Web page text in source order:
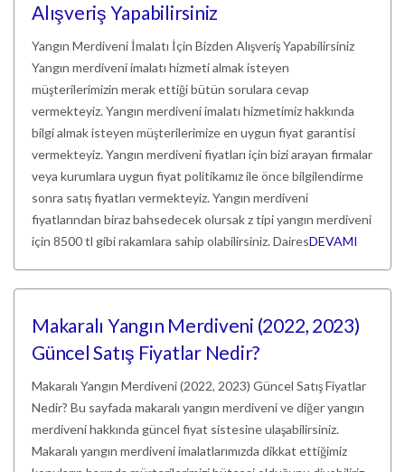
Alışveriş Yapabilirsiniz
Yangın Merdiveni İmalatı İçin Bizden Alışveriş Yapabilirsiniz
Yangın merdiveni imalatı hizmeti almak isteyen
müşterilerimizin merak ettiği bütün sorulara cevap
vermekteyiz. Yangın merdiveni imalatı hizmetimiz hakkında
bilgi almak isteyen müşterilerimize en uygun fiyat garantisi
vermekteyiz. Yangın merdiveni fiyatları için bizi arayan firmalar
veya kurumlara uygun fiyat politikamız ile önce bilgilendirme
sonra satış fiyatları vermekteyiz. Yangın merdiveni
fiyatlarından biraz bahsedecek olursak z tipi yangın merdiveni
için 8500 tl gibi rakamlara sahip olabilirsiniz. DairesDEVAMI
Makaralı Yangın Merdiveni (2022, 2023)
Güncel Satış Fiyatlar Nedir?
Makaralı Yangın Merdiveni (2022, 2023) Güncel Satış Fiyatlar
Nedir? Bu sayfada makaralı yangın merdiveni ve diğer yangın
merdiveni hakkında güncel fiyat sistesine ulaşabilirsiniz.
Makaralı yangın merdiveni imalatlarımızda dikkat ettiğimiz